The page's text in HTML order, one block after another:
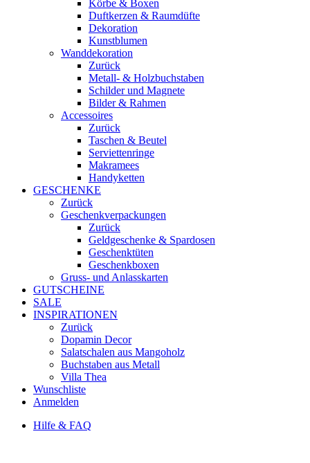
Körbe & Boxen
Duftkerzen & Raumdüfte
Dekoration
Kunstblumen
Wanddekoration
Zurück
Metall- & Holzbuchstaben
Schilder und Magnete
Bilder & Rahmen
Accessoires
Zurück
Taschen & Beutel
Serviettenringe
Makramees
Handyketten
GESCHENKE
Zurück
Geschenkverpackungen
Zurück
Geldgeschenke & Spardosen
Geschenktüten
Geschenkboxen
Gruss- und Anlasskarten
GUTSCHEINE
SALE
INSPIRATIONEN
Zurück
Dopamin Decor
Salatschalen aus Mangoholz
Buchstaben aus Metall
Villa Thea
Wunschliste
Anmelden
Hilfe & FAQ